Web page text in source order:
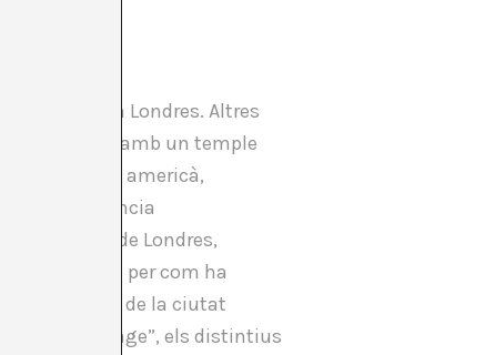
com Londres. Altres
una d’elles amb un temple
del somni americà,
rara herència
transport de Londres,
) és increïble per com ha
de la ciutat
Carriage”, els distintius